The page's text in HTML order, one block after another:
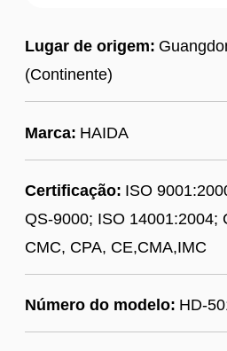
Lugar de origem:
(Continente)
Marca: HAIDA
Certificação: ISO
QS-9000; ISO 14001:2004;
CMC, CPA, CE,CMA,IMC
Número do modelo: HD-